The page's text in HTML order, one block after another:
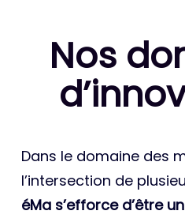
Nos
Dans le domaine des
l’intersection de
éMa s’efforce d’être